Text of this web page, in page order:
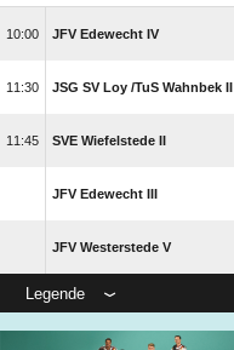
 JFV Edewecht IV
 JSG SV Loy /​TuS Wahnbek II
 SVE Wiefelstede II
JFV Edewecht III
JFV Westerstede V
Legende